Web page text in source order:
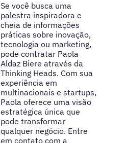
Se você busca uma
palestra inspiradora e
cheia de informações
práticas sobre inovação,
tecnologia ou marketing,
pode contratar Paola
Aldaz Biere através da
Thinking Heads. Com sua
experiência em
multinacionais e startups,
Paola oferece uma visão
estratégica única que
pode transformar
qualquer negócio. Entre
em contato com a